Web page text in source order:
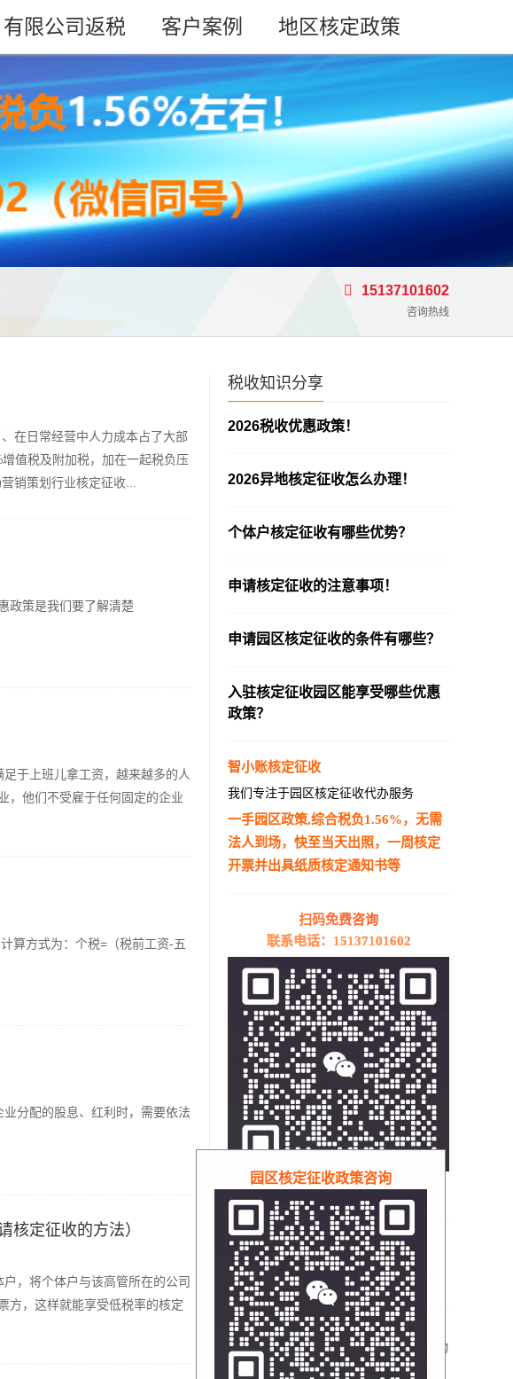
有限公司返税 客户案例 地区核定政策
15137101602
咨询热线
税收知识分享
2026税收优惠政策！
2026异地核定征收怎么办理！
个体户核定征收有哪些优势？
申请核定征收的注意事项！
申请园区核定征收的条件有哪些？
入驻核定征收园区能享受哪些优惠
政策？
智小账核定征收
我们专注于园区核定征收代办服务
一手园区政策,综合税负1.56%，无需
法人到场，快至当天出照，一周核定
开票并出具纸质核定通知书等
扫码免费咨询
联系电话：15137101602
核定征收
服装电商企业逃税2.12
亿，倒查7年账目，补税
加罚款3.62亿元！
核定征收
严查网络货运开票乱象！
网货平台频繁被查牵连物
流企业！物流企业该怎么
有限公司返税
在日常经营中人力成本占了大部
值税及附加税，加在一起税负压
销策划行业核定征收...
政策是我们要了解清楚
于上班儿拿工资，越来越多的人
，他们不受雇于任何固定的企业
算方式为：个税=（税前工资-五
分配的股息、红利时，需要依法
核定征收的方法）
，将个体户与该高管所在的公司
方，这样就能享受低税率的核定
园区核定征收政策咨询